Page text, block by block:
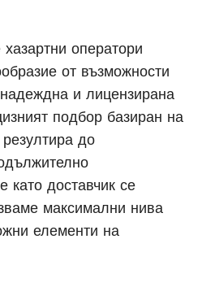
оператори
от възможности
и лицензирана
подбор базиран на
до
като доставчик се
максимални нива
елементи на